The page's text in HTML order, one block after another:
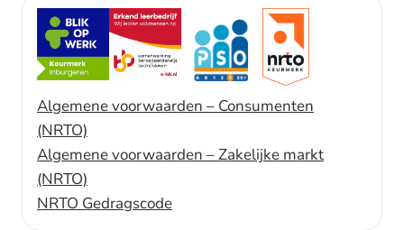
Algemene voorwaarden – Consumenten
(NRTO)
Algemene voorwaarden – Zakelijke markt
(NRTO)
NRTO Gedragscode